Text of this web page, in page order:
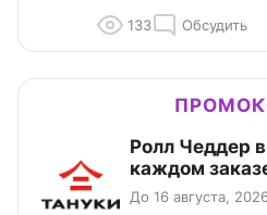
133 Обсудить
Ролл Чеддер
каждом
До 16 августа,